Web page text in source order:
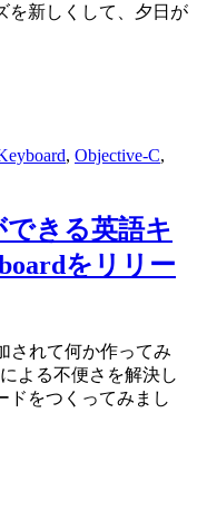
を新しくして、夕日が
, Objective-C,
きる英語キ
をリリー
されて何か作ってみ
よる不便さを解決し
ドをつくってみまし